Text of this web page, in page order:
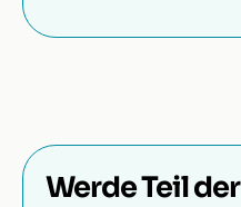
Werde Teil der